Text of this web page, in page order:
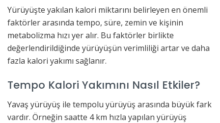
Yürüyüşte yakılan kalori miktarını belirleyen en önemli
faktörler arasında tempo, süre, zemin ve kişinin
metabolizma hızı yer alır. Bu faktörler birlikte
değerlendirildiğinde yürüyüşün verimliliği artar ve daha
fazla kalori yakımı sağlanır.
Tempo Kalori Yakımını Nasıl Etkiler?
Yavaş yürüyüş ile tempolu yürüyüş arasında büyük fark
vardır. Örneğin saatte 4 km hızla yapılan yürüyüş